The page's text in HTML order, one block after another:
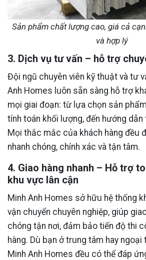
Sản phẩm chất lượng cao, giá cả
và hợp lý
3. Dịch vụ tư vấn – hỗ trợ
Đội ngũ chuyên viên kỹ thuật và tư
Anh Homes luôn sẵn sàng hỗ trợ
mọi giai đoạn: từ lựa chọn sản
tính toán khối lượng, đến hướng
Mọi thắc mắc của khách hàng đều
nhanh chóng, chính xác và tận tâm.
4. Giao hàng nhanh – Hỗ trợ
khu vực lân cận
Minh Anh Homes sở hữu hệ thống
vận chuyển chuyên nghiệp, giúp
chóng tận nơi, đảm bảo tiến độ thi
hàng. Dù bạn ở trung tâm hay ngoại
Minh Anh Homes đều có thể đáp